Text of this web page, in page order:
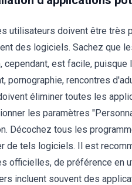
utilisateurs doivent être très
des logiciels. Sachez que
est facile,
pornographie, rencontres
éliminer toutes les
les paramètres
Décochez tous les
tels logiciels. Il est
officielles, de préférence
incluent souvent des